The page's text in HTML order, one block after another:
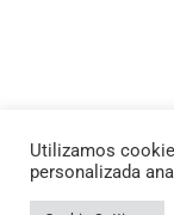
Utilizamos
personalizada